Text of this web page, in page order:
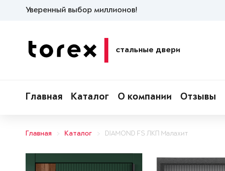
Уверенный выбор миллионов!
стальные двери
Главная Каталог О компании Отзывы
Главная Каталог DIAMOND FS ЛКП Малахит